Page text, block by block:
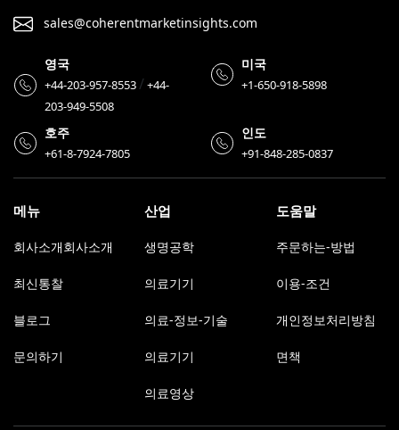
sales@coherentmarketinsights.com
영국
+44-203-957-8553/+44-
203-949-5508
미국
+1-650-918-5898
호주
+61-8-7924-7805
인도
+91-848-285-0837
메뉴
회사소개회사소개
최신통찰
블로그
문의하기
산업
생명공학
의료기기
의료-정보-기술
의료기기
의료영상
도움말
주문하는-방법
이용-조건
개인정보처리방침
면책